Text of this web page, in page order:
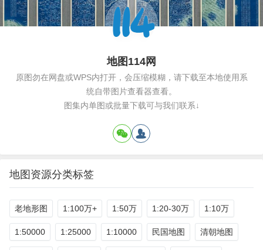
地图114网
原图勿在网盘或WPS内打开，会压缩模糊，请下载至本地使用系
统自带图片查看器查看。
图集内单图或批量下载可与我们联系↓
地图资源分类标签
老地形图 1:100万+ 1:50万 1:20-30万 1:10万
1:50000 1:25000 1:10000 民国地图 清朝地图